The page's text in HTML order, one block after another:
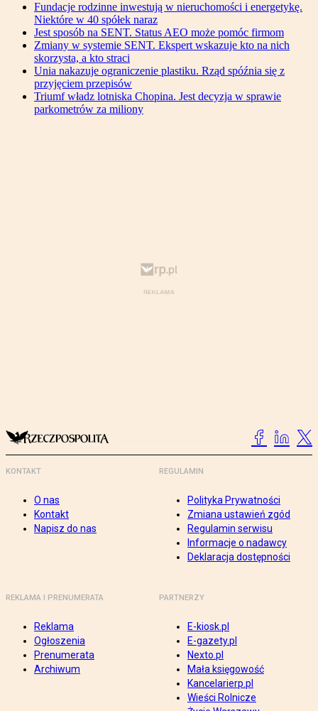
Fundacje rodzinne inwestują w nieruchomości i energetykę.
Niektóre w 40 spółek naraz
Jest sposób na SENT. Status AEO może pomóc firmom
Zmiany w systemie SENT. Ekspert wskazuje kto na nich
skorzysta, a kto straci
Unia nakazuje ograniczenie plastiku. Rząd spóźnia się z
przyjęciem przepisów
Triumf władz lotniska Chopina. Jest decyzja w sprawie
parkometrów za miliony
KONTAKT
O nas
Kontakt
Napisz do nas
REGULAMIN
Polityka Prywatności
Zmiana ustawień zgód
Regulamin serwisu
Informacje o nadawcy
Deklaracja dostępności
REKLAMA I PRENUMERATA
Reklama
Ogłoszenia
Prenumerata
Archiwum
PARTNERZY
E-kiosk.pl
E-gazety.pl
Nexto.pl
Mała księgowość
Kancelarierp.pl
Wieści Rolnicze